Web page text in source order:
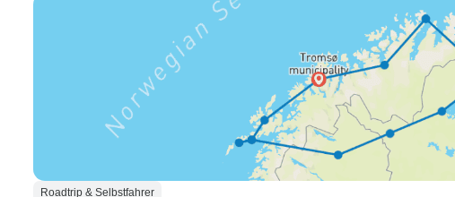
Roadtrip & Selbstfahrer